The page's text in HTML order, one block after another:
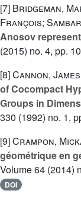
[7] Bridgeman,
François;
Anosov
(2015) no. 4, pp.
[8]Cannon,
of Cocompact
Groups in
330 (1992) no. 1,
[9]Crampon,
géométrique en
Volume 64 (2014)
DOI